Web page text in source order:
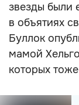
звезды были
в объятиях
Буллок
мамой
которых